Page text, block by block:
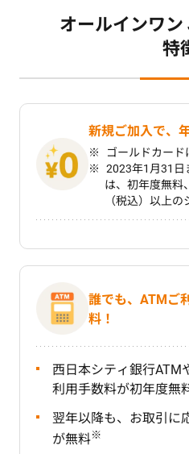
オールインワン
特
新規ご加入で、
ゴールドカード
2023年1月31日
は、初年度無料
（税込）以上
誰でも、ATMご
料！
西日本シティ銀行ATM
利用手数料が初年度無
翌年以降も、お取引に
が無料※